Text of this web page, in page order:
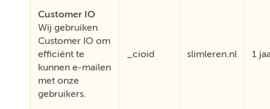
Customer IO
Wij gebruiken
Customer IO om
efficiënt te
kunnen e-mailen
met onze
gebruikers.
_cioid slimleren.nl 1